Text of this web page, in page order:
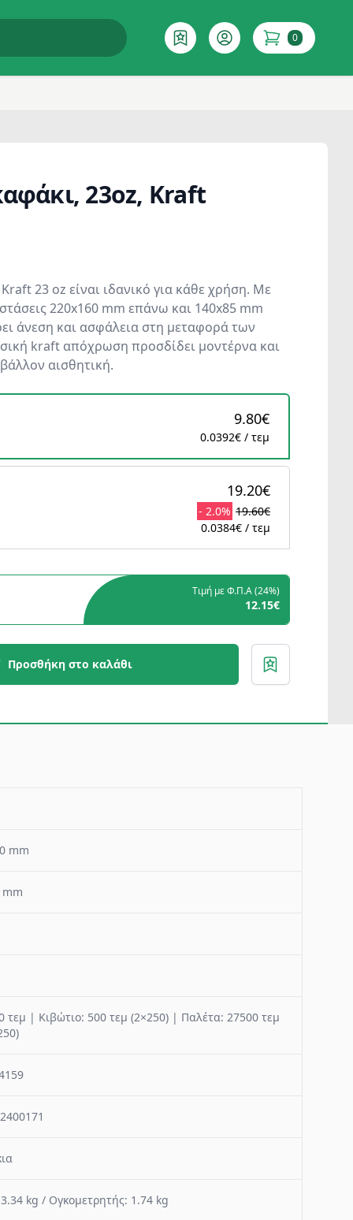
ΕπιθυμητόAccount 0
items in cart
23oz, Kraft
23 oz είναι ιδανικό για κάθε χρήση. Με
220x160 mm επάνω και 140x85 mm
άνεση και ασφάλεια στη μεταφορά των
kraft απόχρωση προσδίδει μοντέρνα και
αισθητική.
9.80€
0.0392€ / τεμ
19.20€
- 2.0% 19.60€
0.0384€ / τεμ
Τιμή με Φ.Π.Α (24%)
12.15€
Προσθήκη στο καλάθι
mm
mm
τεμ | Κιβώτιο: 500 τεμ (2×250) | Παλέτα: 27500 τεμ
kg / Ογκομετρητής: 1.74 kg